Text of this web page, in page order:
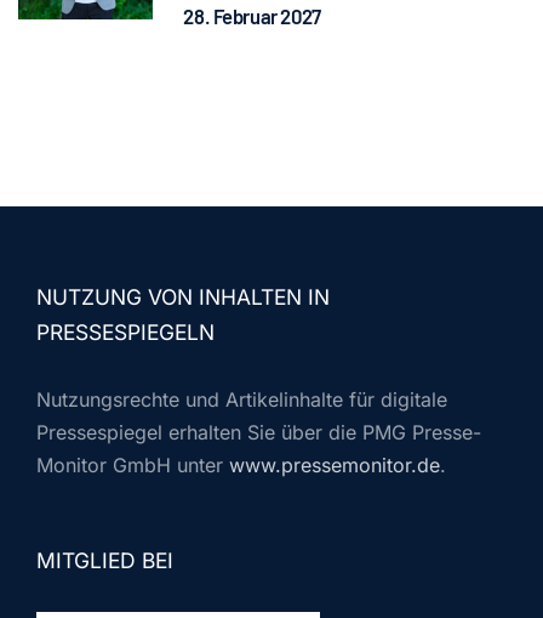
28. Februar 2027
NUTZUNG VON INHALTEN IN
PRESSESPIEGELN
Nutzungsrechte und Artikelinhalte für digitale
Pressespiegel erhalten Sie über die PMG Presse-
Monitor GmbH unter www.pressemonitor.de.
MITGLIED BEI